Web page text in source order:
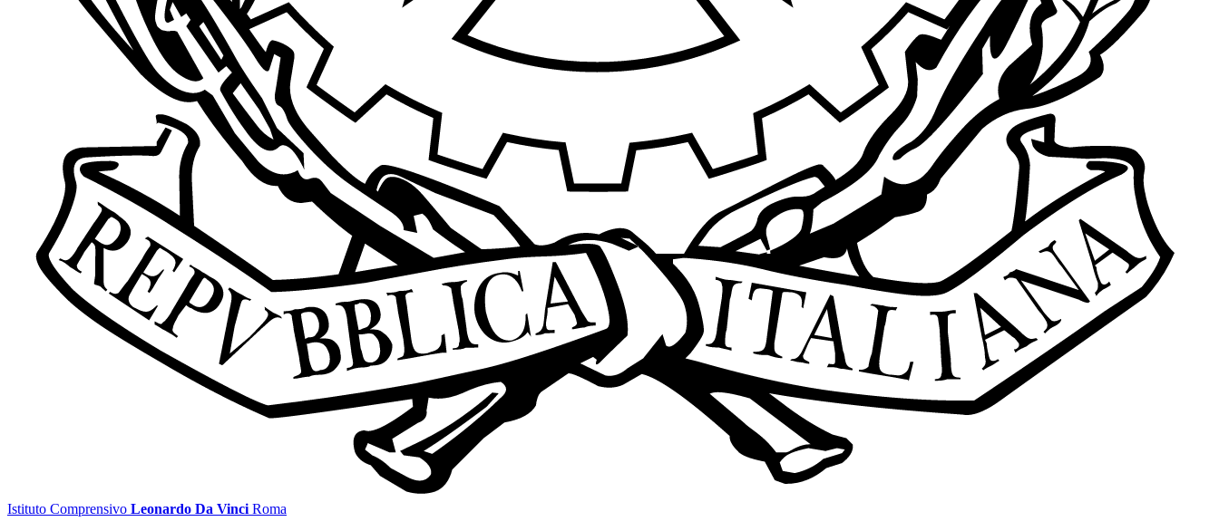
Istituto Comprensivo Leonardo Da Vinci Roma